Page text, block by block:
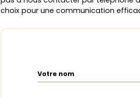
choix pour une communication
Votre nom